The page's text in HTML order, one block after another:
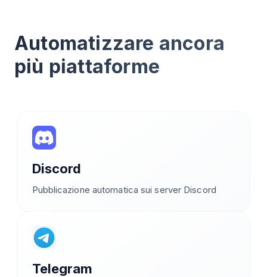
Automatizzare ancora
più piattaforme
Discord
Pubblicazione automatica sui server Discord
Telegram